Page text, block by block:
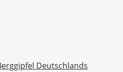
Deutschlands